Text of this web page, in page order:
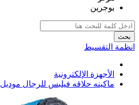
يوجرين
بحث
انظمة التقسيط
الأجهزة الإلكترونية
ماكينه حلاقه فيلبس للرجال موديل AT750